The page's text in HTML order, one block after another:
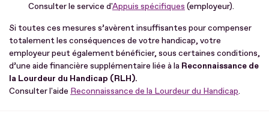
Consulter le service d'Appuis spécifiques (employeur).
Si toutes ces mesures s’avèrent insuffisantes pour compenser
totalement les conséquences de votre handicap, votre
employeur peut également bénéficier, sous certaines conditions,
d’une aide financière supplémentaire liée à la Reconnaissance de
la Lourdeur du Handicap (RLH).
Consulter l'aide Reconnaissance de la Lourdeur du Handicap.